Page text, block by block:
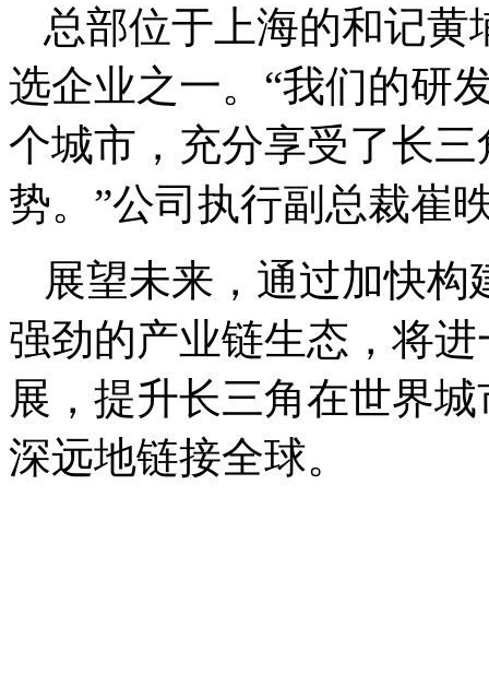
总部位于上海的和记黄
选企业之一。“我们的研
个城市，充分享受了长
势。”公司执行副总裁崔
展望未来，通过加快
强劲的产业链生态，将
展，提升长三角在世界
深远地链接全球。